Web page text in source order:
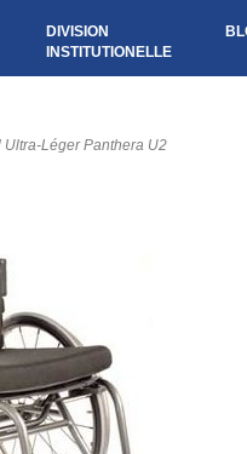
DIVISION
INSTITUTIONELLE
Ultra-Léger Panthera U2